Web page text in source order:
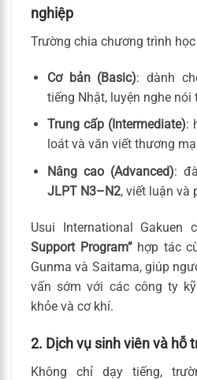
nghiệp
Trường chia chương trình
Cơ bản (Basic): dành
tiếng Nhật, luyện nghe nói
Trung cấp (Intermediate):
loát và văn viết thương
Nâng cao (Advanced):
JLPT N3–N2, viết luận và
Usui International Gakuen
Support Program”hợp tác
Gunma và Saitama, giúp
vấn sớm với các công ty
khỏe và cơ khí.
2. Dịch vụ sinh viên và hỗ
Không chỉ dạy tiếng,